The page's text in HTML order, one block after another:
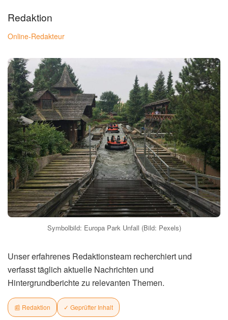
Redaktion
Online-Redakteur
Symbolbild: Europa Park Unfall (Bild: Pexels)
Unser erfahrenes Redaktionsteam recherchiert und
verfasst täglich aktuelle Nachrichten und
Hintergrundberichte zu relevanten Themen.
📰 Redaktion ✓ Geprüfter Inhalt